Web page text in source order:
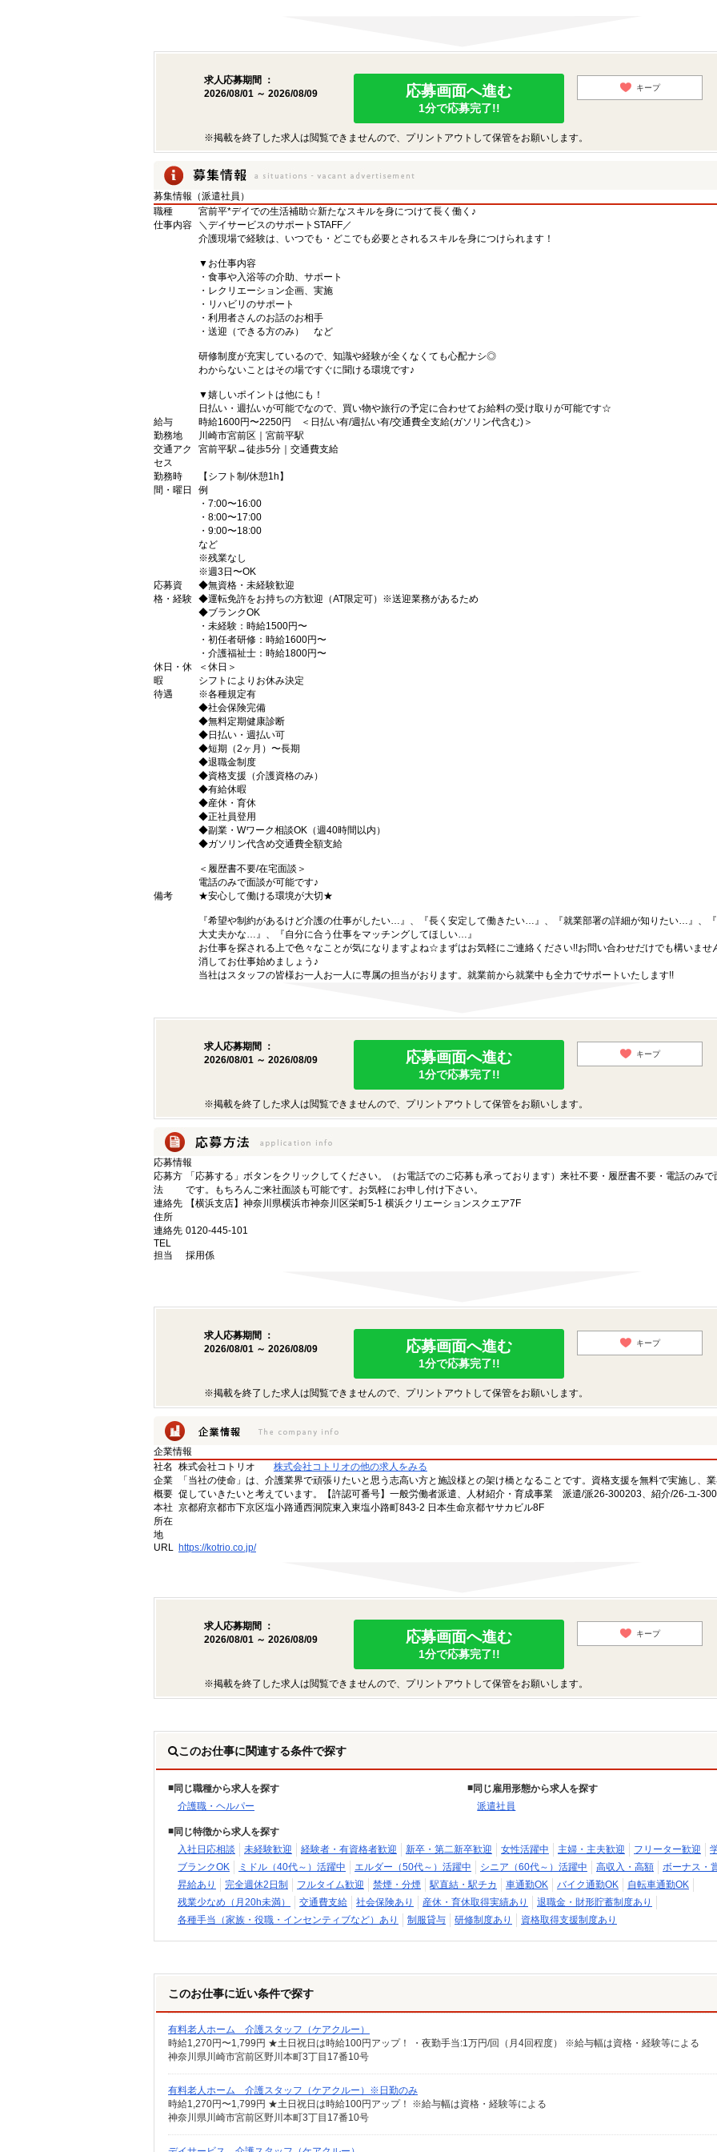
求人応募期間 ：
2026/08/01 ～ 2026/08/09
応募画面へ進む
1分で応募完了!!
キープ
※掲載を終了した求人は閲覧できませんので、プリントアウトして保管をお願いします。
募集情報（派遣社員）
職種
宮前平*デイでの生活補助☆新たなスキルを身につけて長く働く♪
仕事内容
＼デイサービスのサポートSTAFF／
介護現場で経験は、いつでも・どこでも必要とされるスキルを身につけられます！
▼お仕事内容
・食事や入浴等の介助、サポート
・レクリエーション企画、実施
・リハビリのサポート
・利用者さんのお話のお相手
・送迎（できる方のみ） など
研修制度が充実しているので、知識や経験が全くなくても心配ナシ◎
わからないことはその場ですぐに聞ける環境です♪
▼嬉しいポイントは他にも！
日払い・週払いが可能でなので、買い物や旅行の予定に合わせてお給料の受け取りが可能です☆
給与
時給1600円〜2250円 ＜日払い有/週払い有/交通費全支給(ガソリン代含む)＞
勤務地
川崎市宮前区｜宮前平駅
交通アク
セス
宮前平駅→徒歩5分｜交通費支給
勤務時
間・曜日
【シフト制/休憩1h】
例
・7:00〜16:00
・8:00〜17:00
・9:00〜18:00
など
※残業なし
※週3日〜OK
応募資
格・経験
◆無資格・未経験歓迎
◆運転免許をお持ちの方歓迎（AT限定可）※送迎業務があるため
◆ブランクOK
・未経験：時給1500円〜
・初任者研修：時給1600円〜
・介護福祉士：時給1800円〜
休日・休
暇
＜休日＞
シフトによりお休み決定
待遇
※各種規定有
◆社会保険完備
◆無料定期健康診断
◆日払い・週払い可
◆短期（2ヶ月）〜長期
◆退職金制度
◆資格支援（介護資格のみ）
◆有給休暇
◆産休・育休
◆正社員登用
◆副業・Wワーク相談OK（週40時間以内）
◆ガソリン代含め交通費全額支給
＜履歴書不要/在宅面談＞
電話のみで面談が可能です♪
備考
★安心して働ける環境が大切★
『希望や制約があるけど介護の仕事がしたい…』、『長く安定して働きたい…』、『就業部署の詳細が知りたい…』、
大丈夫かな…』、『自分に合う仕事をマッチングしてほしい…』
お仕事を探される上で色々なことが気になりますよね☆まずはお気軽にご連絡ください!!お問い合わせだけでも構いませ
消してお仕事始めましょう♪
当社はスタッフの皆様お一人お一人に専属の担当がおります。就業前から就業中も全力でサポートいたします!!
求人応募期間 ：
2026/08/01 ～ 2026/08/09
応募画面へ進む
1分で応募完了!!
キープ
※掲載を終了した求人は閲覧できませんので、プリントアウトして保管をお願いします。
応募情報
応募方
法
「応募する」ボタンをクリックしてください。（お電話でのご応募も承っております）来社不要・履歴書不要・電話のみで
です。もちろんご来社面談も可能です。お気軽にお申し付け下さい。
連絡先
住所
【横浜支店】神奈川県横浜市神奈川区栄町5-1 横浜クリエーションスクエア7F
連絡先
TEL
0120-445-101
担当 採用係
求人応募期間 ：
2026/08/01 ～ 2026/08/09
応募画面へ進む
1分で応募完了!!
キープ
※掲載を終了した求人は閲覧できませんので、プリントアウトして保管をお願いします。
企業情報
社名
株式会社コトリオ
株式会社コトリオの他の求人をみる
企業
概要
「当社の使命」は、介護業界で頑張りたいと思う志高い方と施設様との架け橋となることです。資格支援を無料で実施し、
促していきたいと考えています。【許認可番号】一般労働者派遣、人材紹介・育成事業 派遣/派26-300203、紹介/26-ユ-
本社
所在
地
京都府京都市下京区塩小路通西洞院東入東塩小路町843-2 日本生命京都ヤサカビル8F
URL https://kotrio.co.jp/
求人応募期間 ：
2026/08/01 ～ 2026/08/09
応募画面へ進む
1分で応募完了!!
キープ
※掲載を終了した求人は閲覧できませんので、プリントアウトして保管をお願いします。
このお仕事に関連する条件で探す
同じ職種から求人を探す
介護職・ヘルパー
同じ雇用形態から求人を探す
派遣社員
同じ特徴から求人を探す
入社日応相談
未経験歓迎 経験者・有資格者歓迎 新卒・第二新卒歓迎 女性活躍中 主婦・主夫歓迎 フリーター歓迎
ブランクOK
ミドル（40代～）活躍中 エルダー（50代～）活躍中 シニア（60代～）活躍中 高収入・高額
ボーナス・
昇給あり
完全週休2日制 フルタイム歓迎 禁煙・分煙 駅直結・駅チカ 車通勤OK バイク通勤OK
自転車通勤OK
残業少なめ（月20h未満）
交通費支給 社会保険あり 産休・育休取得実績あり
退職金・財形貯蓄制度あり
各種手当（家族・役職・インセンティブなど）あり
制服貸与 研修制度あり 資格取得支援制度あり
このお仕事に近い条件で探す
有料老人ホーム 介護スタッフ（ケアクルー）
時給1,270円〜1,799円 ★土日祝日は時給100円アップ！ ・夜勤手当:1万円/回（月4回程度） ※給与幅は資格・経験等による
神奈川県川崎市宮前区野川本町3丁目17番10号
有料老人ホーム 介護スタッフ（ケアクルー）※日勤のみ
時給1,270円〜1,799円 ★土日祝日は時給100円アップ！ ※給与幅は資格・経験等による
神奈川県川崎市宮前区野川本町3丁目17番10号